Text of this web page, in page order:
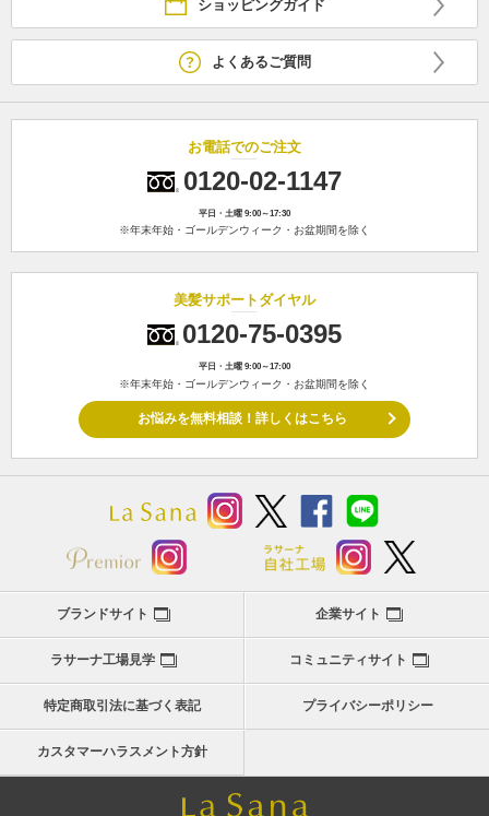
ショッピングガイド
よくあるご質問
お電話でのご注文
0120-02-1147
平日・土曜 9:00～17:30
※年末年始・ゴールデンウィーク・お盆期間を除く
美髪サポートダイヤル
0120-75-0395
平日・土曜 9:00～17:00
※年末年始・ゴールデンウィーク・お盆期間を除く
お悩みを無料相談！詳しくはこちら
ブランドサイト 企業サイト
ラサーナ工場見学 コミュニティサイト
特定商取引法に基づく表記 プライバシーポリシー
カスタマーハラスメント方針